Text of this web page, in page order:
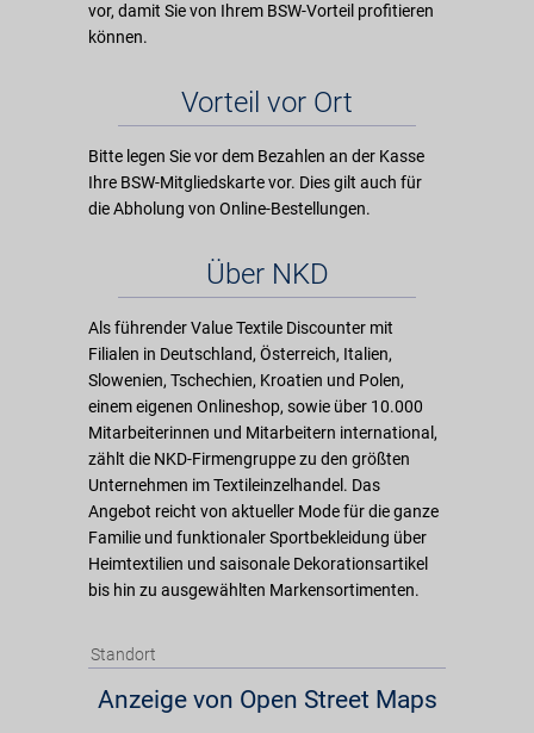
vor, damit Sie von Ihrem BSW-Vorteil profitieren
können.
Vorteil vor Ort
Bitte legen Sie vor dem Bezahlen an der Kasse
Ihre BSW-Mitgliedskarte vor. Dies gilt auch für
die Abholung von Online-Bestellungen.
Über NKD
Als führender Value Textile Discounter mit
Filialen in Deutschland, Österreich, Italien,
Slowenien, Tschechien, Kroatien und Polen,
einem eigenen Onlineshop, sowie über 10.000
Mitarbeiterinnen und Mitarbeitern international,
zählt die NKD-Firmengruppe zu den größten
Unternehmen im Textileinzelhandel. Das
Angebot reicht von aktueller Mode für die ganze
Familie und funktionaler Sportbekleidung über
Heimtextilien und saisonale Dekorationsartikel
bis hin zu ausgewählten Markensortimenten.
Standort
Anzeige von Open Street Maps